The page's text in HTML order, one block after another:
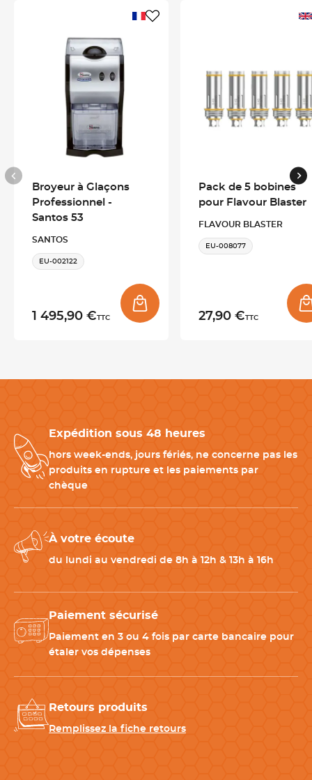
aromatiques qui éclatent au moment du service, pour
surprendre chaque client.
Un pistolet aromatique simple à utiliser
utilisation de ce pistolet aromatique est simple:
remplissez le réservoir avec l'arôme de votre choix, insérez une
bobine dédiée, puis déclenchez le nuage ou trempez la buse
dans le mélange Bubble X pour générer une bulle
spectaculaire. Une innovation prisée par les bartenders,
mixologues, chefs et traiteurs en quête d'un service créatif et
visuel.
démarrer : le pistolet, un câble USB de charge, un réservoir et
cinq bobines. Développé par l'entreprise britannique Flavour
Pour compléter votre poste de mixologie créative, associez ce
Flavour Blaster Pro 2 à :
Fumoir à froid
: pour enfumer cocktails, viandes ou fromages
avant le service
créations aromatiques
préparation de cocktails
Broyeur à Glaçons
Professionnel -
Santos 53
SANTOS
EU-002122
1 495,90 €TTC
Pack de 5 bobines
pour Flavour Blaster
FLAVOUR BLASTER
EU-008077
27,90 €TTC
Expédition sous 48 heures
hors week-ends, jours fériés, ne concerne pas les
produits en rupture et les paiements par
chèque
À votre écoute
du lundi au vendredi de 8h à 12h & 13h à 16h
Paiement sécurisé
Paiement en 3 ou 4 fois par carte bancaire pour
étaler vos dépenses
Retours produits
Remplissez la fiche retours